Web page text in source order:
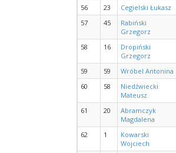
56 23 Cegielski Łukasz
57
45
Rabiński
Grzegorz
58 16
Dropiński
Grzegorz
59 59 Wróbel Antonina
60
58
Niedźwiecki
Mateusz
61 20
Abramczyk
Magdalena
62 1
Kowarski
Wojciech